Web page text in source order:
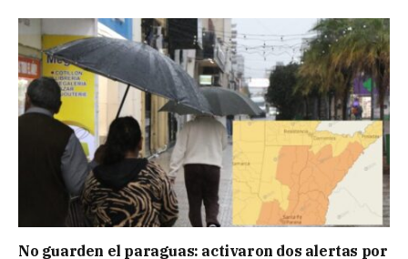
No guarden el paraguas: activaron dos alertas por